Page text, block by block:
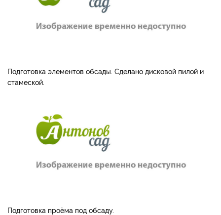
Подготовка элементов обсады. Сделано дисковой пилой и
стамеской.
Подготовка проёма под обсаду.